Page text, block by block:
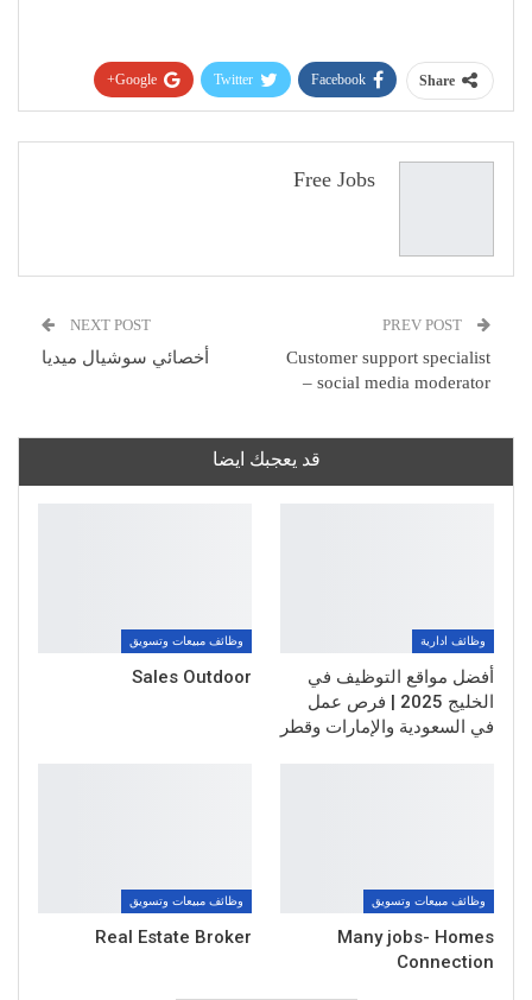
Share
Facebook
Twitter
Google+
البريد الإلكتروني
Free Jobs
Customer support specialist
– social media moderator
NEXT POST
أخصائي سوشيال ميديا
قد يعجبك ايضا
وظائف ادارية
أفضل مواقع التوظيف في
الخليج 2025 | فرص عمل
في السعودية والإمارات وقطر
وظائف مبيعات وتسويق
Sales Outdoor
وظائف مبيعات وتسويق
Many jobs- Homes
Connection
وظائف مبيعات وتسويق
Real Estate Broker